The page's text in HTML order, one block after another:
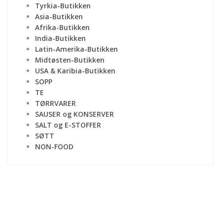
Tyrkia-Butikken
Asia-Butikken
Afrika-Butikken
India-Butikken
Latin-Amerika-Butikken
Midtøsten-Butikken
USA & Karibia-Butikken
SOPP
TE
TØRRVARER
SAUSER og KONSERVER
SALT og E-STOFFER
SØTT
NON-FOOD